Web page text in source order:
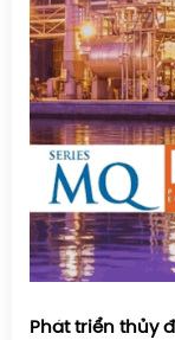
Phát triển thủy